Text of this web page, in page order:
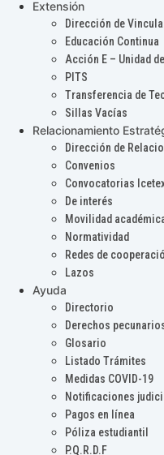
Extensión
Dirección de
Educación Continua
Acción E – Unidad
PITS
Transferencia de
Sillas Vacías
Relacionamiento
Dirección de
Convenios
Convocatorias
De interés
Movilidad
Normatividad
Redes de
Lazos
Ayuda
Directorio
Derechos
Glosario
Listado Trámites
Medidas COVID-19
Notificaciones
Pagos en línea
Póliza estudiantil
P.Q.R.D.F